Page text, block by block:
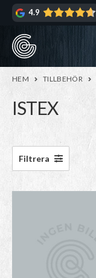
Hoppa
navigering
Hoppa
innehåll
4.9
HEM TILLBEHÖR
ISTEX
Filtrera